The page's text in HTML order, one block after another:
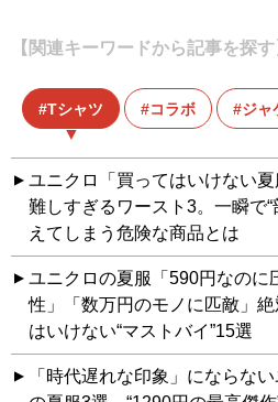
【関連キーワードから記事を探す
Tシャツ コラボ ジャ
ユニクロ「買ってはいけない
難しすぎるワースト3。一瞬で“
えてしまう危険な商品とは
ユニクロの夏服「590円なのに
性」「数万円のモノに匹敵」
はいけない“マストバイ”15選
「時代遅れな印象」にならな